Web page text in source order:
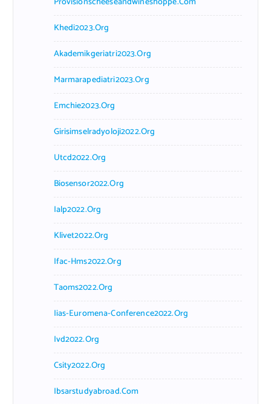
Khedi2023.org
Akademikgeriatri2023.org
Marmarapediatri2023.org
Emchie2023.org
Girisimselradyoloji2022.org
Utcd2022.org
Biosensor2022.org
Ialp2022.org
Klivet2022.org
Ifac-Hms2022.org
Taoms2022.org
Iias-Euromena-Conference2022.org
Ivd2022.org
Csity2022.org
Ibsarstudyabroad.com